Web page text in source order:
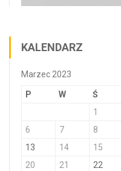
KALENDARZ
Marzec 2023
P W Ś
1
6
7 8
13
14 15
20
21 22